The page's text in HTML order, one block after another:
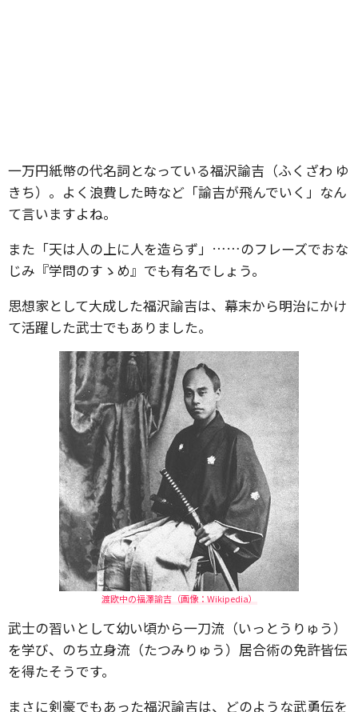
一万円紙幣の代名詞となっている福沢諭吉（ふくざわ ゆ
きち）。よく浪費した時など「諭吉が飛んでいく」なん
て言いますよね。
また「天は人の上に人を造らず」……のフレーズでおな
じみ『学問のすゝめ』でも有名でしょう。
思想家として大成した福沢諭吉は、幕末から明治にかけ
て活躍した武士でもありました。
渡欧中の福澤諭吉（画像：Wikipedia）
武士の習いとして幼い頃から一刀流（いっとうりゅう）
を学び、のち立身流（たつみりゅう）居合術の免許皆伝
を得たそうです。
まさに剣豪でもあった福沢諭吉は、どのような武勇伝を